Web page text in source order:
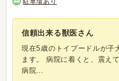
信頼出来る獣医さん
現在5歳のトイプードルが子
ます。 病院に着くと、震え
病院...